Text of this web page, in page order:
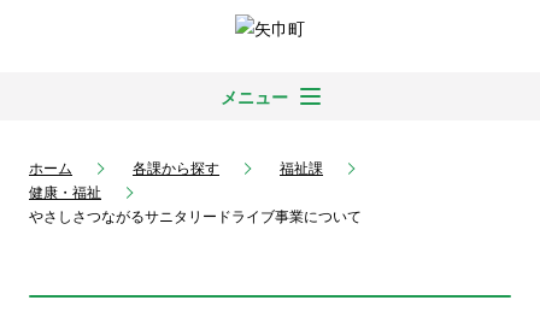
メニュー
ホーム 各課から探す
福祉課
健康・福祉
やさしさつながるサニタリードライブ事業について